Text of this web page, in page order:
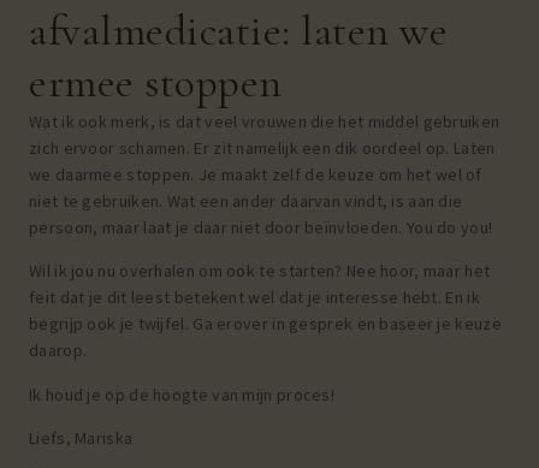
afvalmedicatie: laten we
ermee stoppen
Wat ik ook merk, is dat veel vrouwen die het middel gebruiken
zich ervoor schamen. Er zit namelijk een dik oordeel op. Laten
we daarmee stoppen. Je maakt zelf de keuze om het wel of
niet te gebruiken. Wat een ander daarvan vindt, is aan die
persoon, maar laat je daar niet door beïnvloeden. You do you!
Wil ik jou nu overhalen om ook te starten? Nee hoor, maar het
feit dat je dit leest betekent wel dat je interesse hebt. En ik
begrijp ook je twijfel. Ga erover in gesprek en baseer je keuze
daarop.
Ik houd je op de hoogte van mijn proces!
Liefs, Mariska